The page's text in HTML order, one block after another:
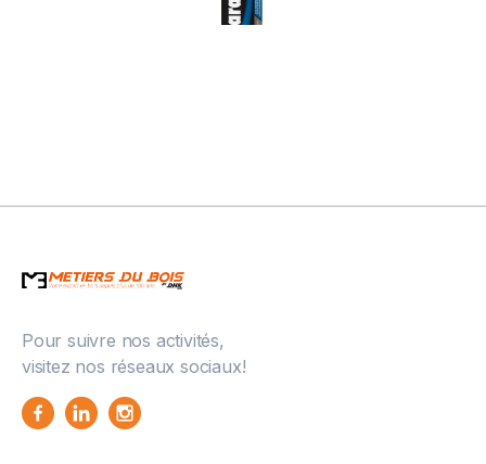
Pour suivre nos activités,
visitez nos réseaux sociaux!